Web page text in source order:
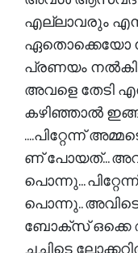
എല്ലാവരും
ഏതൊക്കെയോ
പ്രണയം
അവളെ തേടി
കഴിഞ്ഞാൽ
....പിറ്റേന്ന്
ണ് പോയത്...
പൊന്നു...
പൊന്നു..
ബോക്സ്‌ ഒക്കെ